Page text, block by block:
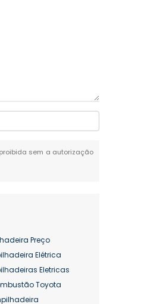
sem a autorização
Preço
Elétrica
Eletricas
Toyota